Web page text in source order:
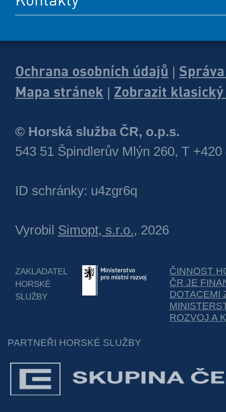
Ochrana osobních údajů
Mapa stránek
Zobrazit
© Horská služba ČR, o.p.s.
543 51 Špindlerův Mlýn 260, T +420
ID schránky: u4zgr6q
Vyrobil Simopt, s.r.o., 2026
ZAKLADATEL
HORSKÉ
SLUŽBY
ČINNOST
ČR JE
DOTACEMI
ROZVOJ A
PARTNEŘI HORSKÉ SLUŽBY